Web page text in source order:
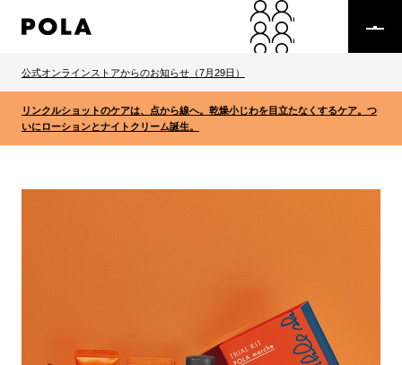
公式オンラインストアからのお知らせ（7月29日）
リンクルショットのケアは、点から線へ。乾燥小じわを目立たなくするケア。つ
いにローションとナイトクリーム誕生。